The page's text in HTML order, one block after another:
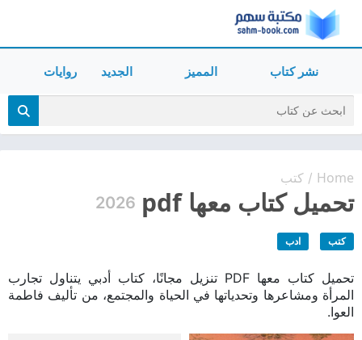
نشر كتاب المميز الجديد روايات
Home
/ كتب
تحميل كتاب معها pdf 2026
كتب ادب
تحميل كتاب معها PDF تنزيل مجانًا، كتاب أدبي يتناول تجارب
المرأة ومشاعرها وتحدياتها في الحياة والمجتمع، من تأليف فاطمة
العوا.